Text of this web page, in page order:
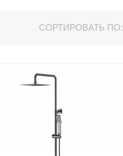
СОРТИРОВАТЬ ПО: